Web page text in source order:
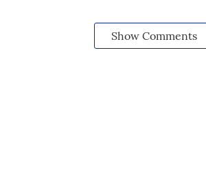
Show Comments